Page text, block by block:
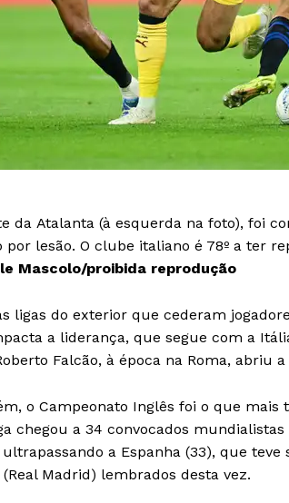
da Atalanta (à esquerda na foto), foi
por lesão. O clube italiano é 78º a ter
Mascolo/proibida reprodução
ligas do exterior que cederam
a liderança, que segue com a
Falcão, à época na Roma, abriu
o Campeonato Inglês foi o que
chegou a 34 convocados
a Espanha (33), que
Madrid) lembrados desta vez.